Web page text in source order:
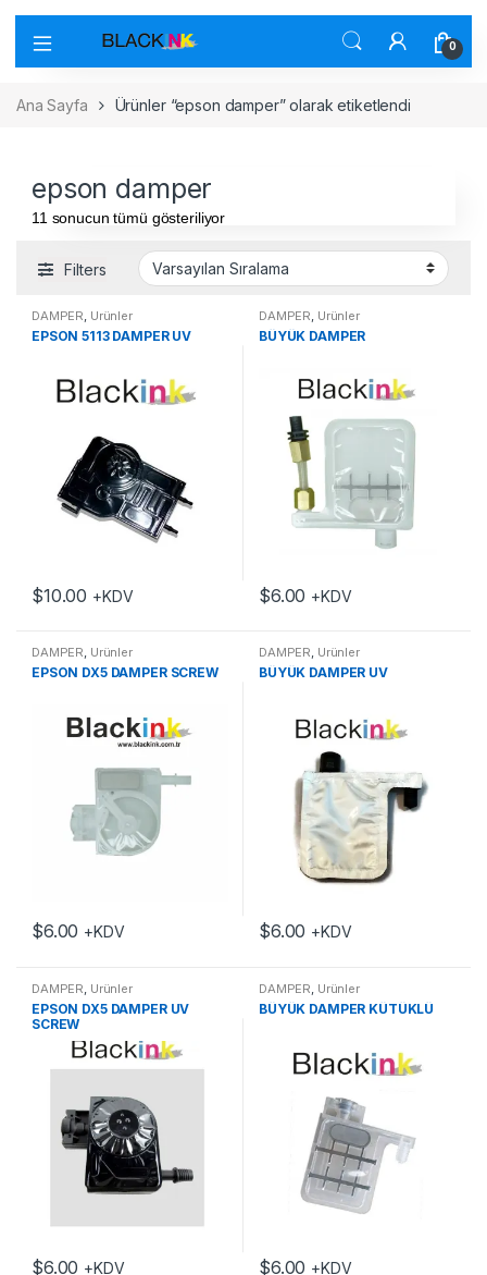
0
Ana Sayfa Ürünler “epson damper” olarak etiketlendi
epson damper
11 sonucun tümü gösteriliyor
Filters
DAMPER, Ürünler
EPSON 5113 DAMPER UV
$10.00 +KDV
DAMPER, Ürünler
BÜYÜK DAMPER
$6.00 +KDV
DAMPER, Ürünler
EPSON DX5 DAMPER SCREW
$6.00 +KDV
DAMPER, Ürünler
BÜYÜK DAMPER UV
$6.00 +KDV
DAMPER, Ürünler
EPSON DX5 DAMPER UV
SCREW
$6.00 +KDV
DAMPER, Ürünler
BÜYÜK DAMPER KÜTÜKLÜ
$6.00 +KDV